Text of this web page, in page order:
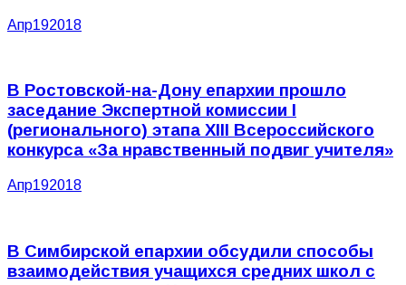
Апр192018
В Ростовской-на-Дону епархии прошло
заседание Экспертной комиссии I
(регионального) этапа XIII Всероссийского
конкурса «За нравственный подвиг учителя»
Апр192018
В Симбирской епархии обсудили способы
взаимодействия учащихся средних школ с